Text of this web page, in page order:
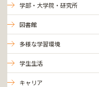
学部・大学院・研究所
図書館
多様な学習環境
学生生活
キャリア